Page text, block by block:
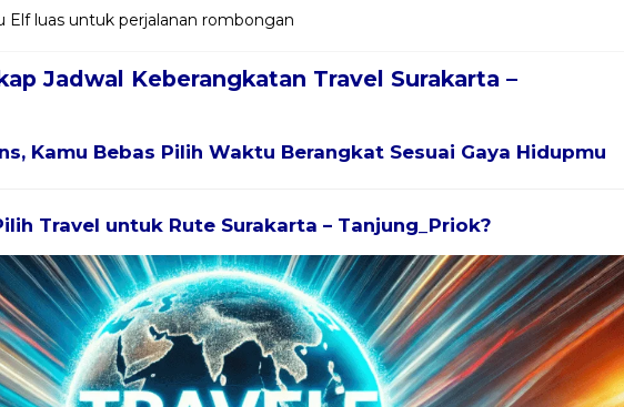
Elf luas untuk perjalanan rombongan
Jadwal Keberangkatan Travel Surakarta –
, Kamu Bebas Pilih Waktu Berangkat Sesuai Gaya Hidupmu
Travel untuk Rute Surakarta – Tanjung_Priok?